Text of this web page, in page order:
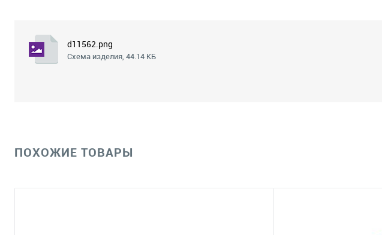
d11562.png
Схема изделия, 44.14 КБ
ПОХОЖИЕ ТОВАРЫ